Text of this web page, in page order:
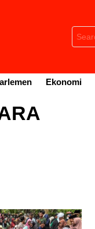
Search
for:
Ekonomi